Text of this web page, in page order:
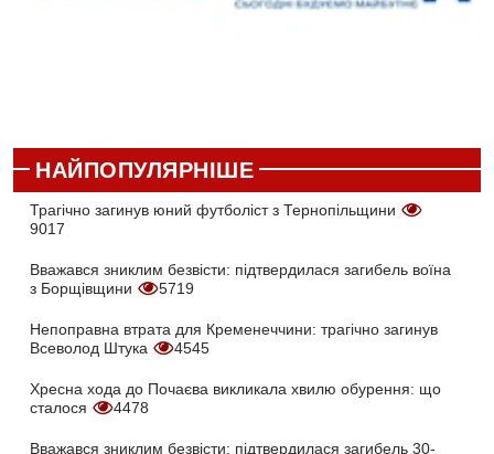
НАЙПОПУЛЯРНІШЕ
Трагічно загинув юний футболіст з Тернопільщини
9017
Вважався зниклим безвісти: підтвердилася загибель воїна
з Борщівщини
5719
Непоправна втрата для Кременеччини: трагічно загинув
Всеволод Штука
4545
Хресна хода до Почаєва викликала хвилю обурення: що
сталося
4478
Вважався зниклим безвісти: підтвердилася загибель 30-